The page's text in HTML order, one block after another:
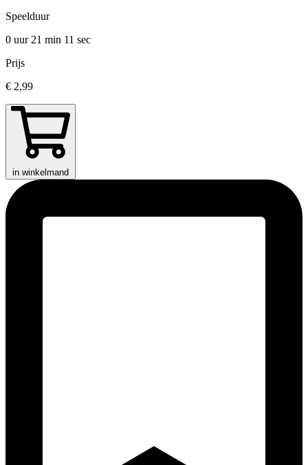
Speelduur
0 uur 21 min 11 sec
Prijs
€ 2,99
in winkelmand